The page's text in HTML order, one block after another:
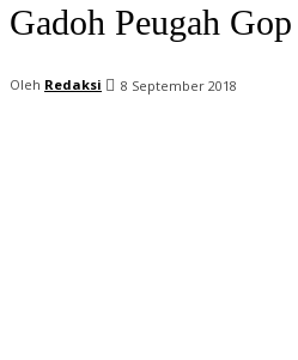
Gadoh Peugah
Oleh Redaksi 8 September 2018